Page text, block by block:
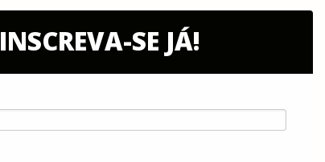
INSCREVA-SE JÁ!